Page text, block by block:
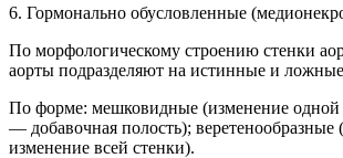
6. Гормонально обусловленные
По морфологическому строению стенки
аорты подразделяют на истинные и
По форме: мешковидные (изменение одной
— добавочная полость); веретенообразные
изменение всей стенки).